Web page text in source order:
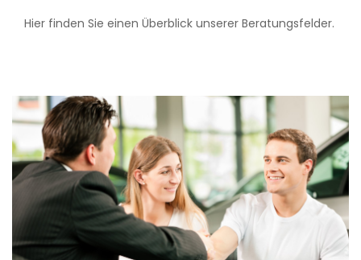
Hier finden Sie einen Überblick unserer Beratungsfelder.